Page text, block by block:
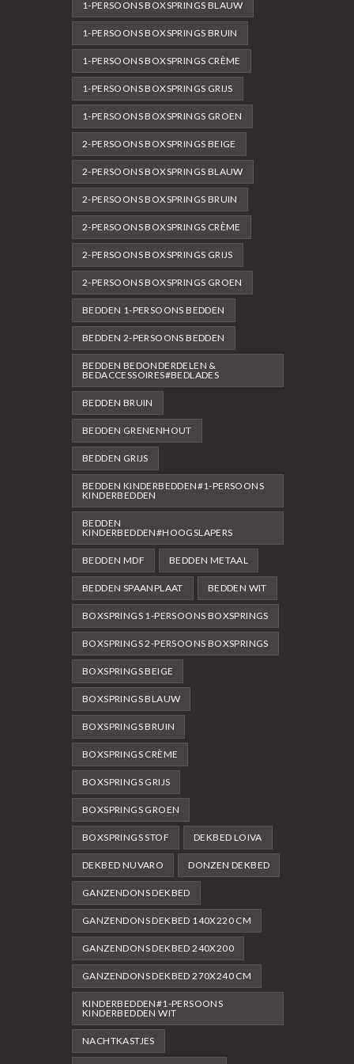
1-PERSOONS BOXSPRINGS BLAUW
1-PERSOONS BOXSPRINGS BRUIN
1-PERSOONS BOXSPRINGS CRÈME
1-PERSOONS BOXSPRINGS GRIJS
1-PERSOONS BOXSPRINGS GROEN
2-PERSOONS BOXSPRINGS BEIGE
2-PERSOONS BOXSPRINGS BLAUW
2-PERSOONS BOXSPRINGS BRUIN
2-PERSOONS BOXSPRINGS CRÈME
2-PERSOONS BOXSPRINGS GRIJS
2-PERSOONS BOXSPRINGS GROEN
BEDDEN 1-PERSOONS BEDDEN
BEDDEN 2-PERSOONS BEDDEN
BEDDEN BEDONDERDELEN &
BEDACCESSOIRES#BEDLADES
BEDDEN BRUIN
BEDDEN GRENENHOUT
BEDDEN GRIJS
BEDDEN KINDERBEDDEN#1-PERSOONS
KINDERBEDDEN
BEDDEN
KINDERBEDDEN#HOOGSLAPERS
BEDDEN MDF BEDDEN METAAL
BEDDEN SPAANPLAAT BEDDEN WIT
BOXSPRINGS 1-PERSOONS BOXSPRINGS
BOXSPRINGS 2-PERSOONS BOXSPRINGS
BOXSPRINGS BEIGE
BOXSPRINGS BLAUW
BOXSPRINGS BRUIN
BOXSPRINGS CRÈME
BOXSPRINGS GRIJS
BOXSPRINGS GROEN
BOXSPRINGS STOF DEKBED LOIVA
DEKBED NUVARO DONZEN DEKBED
GANZENDONS DEKBED
GANZENDONS DEKBED 140X220 CM
GANZENDONS DEKBED 240X200
GANZENDONS DEKBED 270X240 CM
KINDERBEDDEN#1-PERSOONS
KINDERBEDDEN WIT
NACHTKASTJES